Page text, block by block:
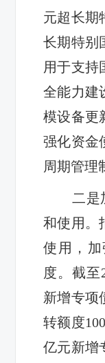
元超长期
长期特别
用于支持
全能力建
模设备更
强化资金
周期管理
二是加
和使用。
使用，
度。截至
新增专项
转额度
亿元新增